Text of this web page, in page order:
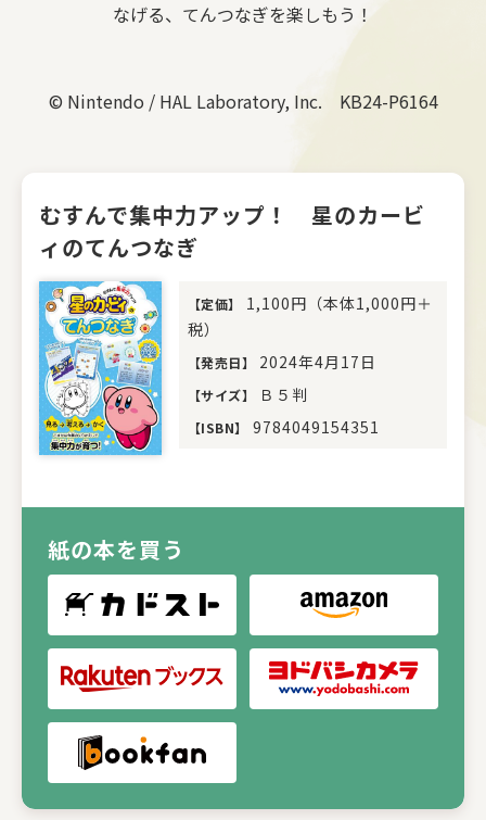
なげる、てんつなぎを楽しもう！
© Nintendo / HAL Laboratory, Inc. KB24-P6164
むすんで集中力アップ！ 星のカービ
ィのてんつなぎ
【定価】
1,100円（本体1,000円＋
税）
【発売日】 2024年4月17日
【サイズ】 Ｂ５判
【ISBN】 9784049154351
紙の本を買う